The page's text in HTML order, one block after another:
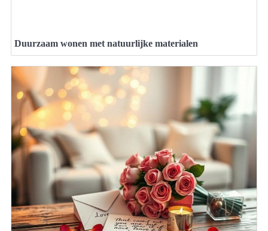
Duurzaam wonen met natuurlijke materialen